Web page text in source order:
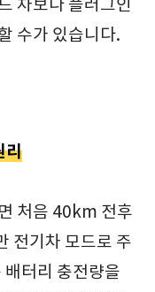
차보다 플러그인
수가 있습니다.
리
처음 40km 전후
전기차 모드로 주
배터리 충전량을